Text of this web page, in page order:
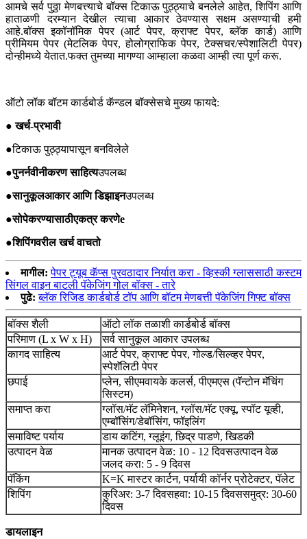
आमचे सर्व पुठ्ठा मेणबत्त्याचे बॉक्स टिकाऊ पुठ्ठ्याचे बनलेले आहेत, शिपिंग आणि
हाताळणी दरम्यान देखील त्याचा आकार ठेवण्यास सक्षम असण्याची हमी
आहे.बॉक्स इकॉनॉमिक पेपर (आर्ट पेपर, क्राफ्ट पेपर, ब्लॅक कार्ड) आणि
प्रीमियम पेपर (मेटलिक पेपर, होलोग्राफिक पेपर, टेक्सचर/स्पेशालिटी पेपर)
दोन्हीमध्ये येतात.फक्त तुमच्या मागण्या आम्हाला कळवा आम्ही त्या पूर्ण करू.
ऑटो लॉक बॉटम कार्डबोर्ड कॅन्डल बॉक्सेसचे मुख्य फायदे:
● खर्च-प्रभावी
●टिकाऊ पुठ्ठ्यापासून बनविलेले
●पुनर्नवीनीकरण साहित्यउपलब्ध
●सानुकूलआकार आणि डिझाइनउपलब्ध
●सोपेकरण्यासाठीएकत्र करणेe
●शिपिंगवरील खर्च वाचतो
मागील: पेपर ट्यूब कॅप्स पुरवठादार निर्यात करा - व्हिस्की ग्लाससाठी कस्टम
सिंगल वाइन बाटली पॅकेजिंग गोल बॉक्स - तारे
पुढे: ब्लॅक रिजिड कार्डबोर्ड टॉप आणि बॉटम मेणबत्ती पॅकेजिंग गिफ्ट बॉक्स
बॉक्स शैली
ऑटो लॉक तळाशी कार्डबोर्ड बॉक्स
परिमाण (L x W x H)
सर्व सानुकूल आकार उपलब्ध
कागद साहित्य
आर्ट पेपर, क्राफ्ट पेपर, गोल्ड/सिल्व्हर पेपर,
स्पेशॅलिटी पेपर
छपाई
प्लेन, सीएमवायके कलर्स, पीएमएस (पॅन्टोन मॅचिंग
सिस्टम)
समाप्त करा
ग्लॉस/मॅट लॅमिनेशन, ग्लॉस/मॅट एक्यू, स्पॉट यूव्ही,
एम्बॉसिंग/डेबॉसिंग, फॉइलिंग
समाविष्ट पर्याय
डाय कटिंग, ग्लूइंग, छिद्र पाडणे, खिडकी
उत्पादन वेळ
मानक उत्पादन वेळ: 10 - 12 दिवसउत्पादन वेळ
जलद करा: 5 - 9 दिवस
पॅकिंग
K=K मास्टर कार्टन, पर्यायी कॉर्नर प्रोटेक्टर, पॅलेट
शिपिंग
कुरिअर: 3-7 दिवसहवा: 10-15 दिवससमुद्र: 30-60
दिवस
डायलाइन